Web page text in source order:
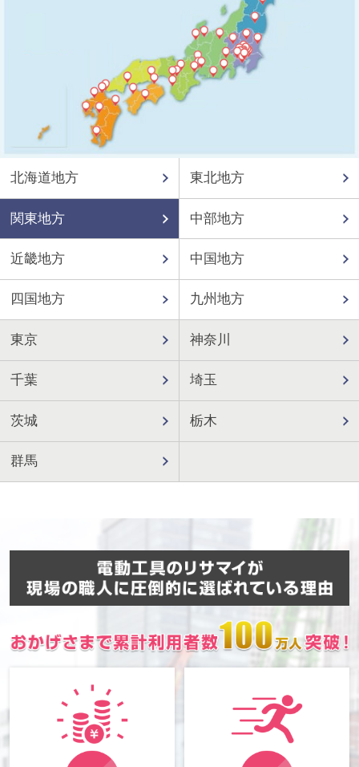
北海道地方 東北地方
関東地方 中部地方
近畿地方 中国地方
四国地方 九州地方
東京 神奈川
千葉 埼玉
茨城 栃木
群馬